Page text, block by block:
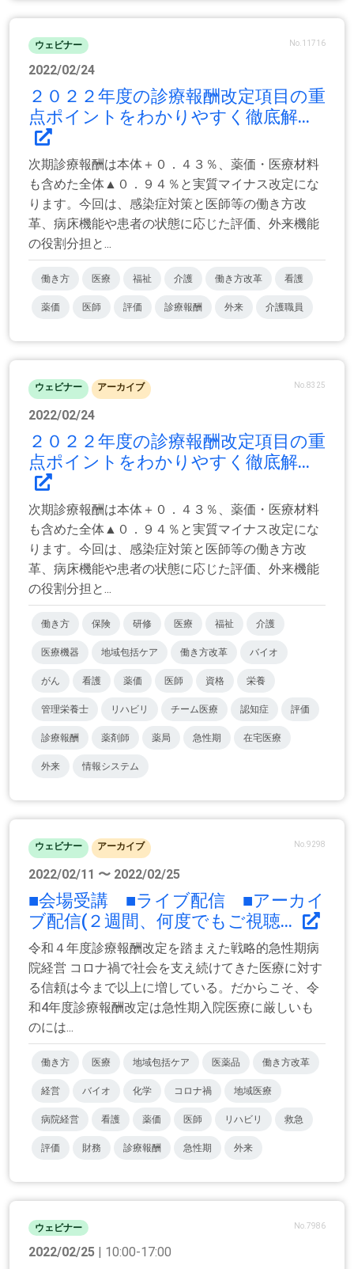
ウェビナー No.11716
2022/02/24
２０２２年度の診療報酬改定項目の重
点ポイントをわかりやすく徹底解...
次期診療報酬は本体＋０．４３％、薬価・医療材料
も含めた全体▲０．９４％と実質マイナス改定にな
ります。今回は、感染症対策と医師等の働き方改
革、病床機能や患者の状態に応じた評価、外来機能
の役割分担と...
働き方 医療 福祉 介護 働き方改革 看護
薬価 医師 評価 診療報酬 外来 介護職員
ウェビナー アーカイブ No.8325
2022/02/24
２０２２年度の診療報酬改定項目の重
点ポイントをわかりやすく徹底解...
次期診療報酬は本体＋０．４３％、薬価・医療材料
も含めた全体▲０．９４％と実質マイナス改定にな
ります。今回は、感染症対策と医師等の働き方改
革、病床機能や患者の状態に応じた評価、外来機能
の役割分担と...
働き方 保険 研修 医療 福祉 介護
医療機器 地域包括ケア 働き方改革 バイオ
がん 看護 薬価 医師 資格 栄養
管理栄養士 リハビリ チーム医療 認知症 評価
診療報酬 薬剤師 薬局 急性期 在宅医療
外来 情報システム
ウェビナー アーカイブ No.9298
2022/02/11 〜 2022/02/25
■会場受講 ■ライブ配信 ■アーカイ
ブ配信(２週間、何度でもご視聴...
令和４年度診療報酬改定を踏まえた戦略的急性期病
院経営 コロナ禍で社会を支え続けてきた医療に対す
る信頼は今まで以上に増している。だからこそ、令
和4年度診療報酬改定は急性期入院医療に厳しいも
のには...
働き方 医療 地域包括ケア 医薬品 働き方改革
経営 バイオ 化学 コロナ禍 地域医療
病院経営 看護 薬価 医師 リハビリ 救急
評価 財務 診療報酬 急性期 外来
ウェビナー No.7986
2022/02/25 | 10:00-17:00